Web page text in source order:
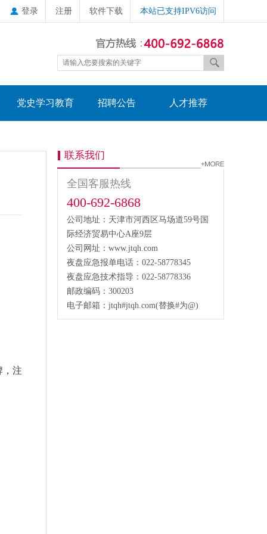
登录 注册 软件下载 本站已支持IPV6访问
党史学习教育 招聘公告 人才推荐
，注
联系我们
全国客服热线
400-692-6868
公司地址：天津市河西区马场道59号国
际经济贸易中心A座9层
公司网址：www.jtqh.com
夜盘应急报单电话：022-58778345
夜盘应急技术指导：022-58778336
邮政编码：300203
电子邮箱：jtqh#jtqh.com(替换#为@)